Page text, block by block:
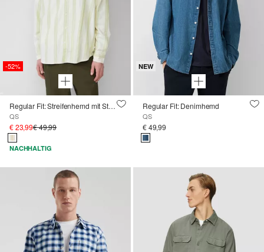
-52%
Regular Fit: Streifenhemd mit Strukturoptik
QS
€ 23,99€ 49,99
NACHHALTIG
NEW
Regular Fit: Denimhemd
QS
€ 49,99